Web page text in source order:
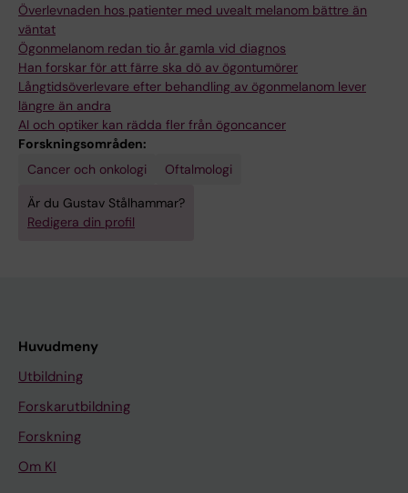
Överlevnaden hos patienter med uvealt melanom bättre än
väntat
Ögonmelanom redan tio år gamla vid diagnos
Han forskar för att färre ska dö av ögontumörer
Långtidsöverlevare efter behandling av ögonmelanom lever
längre än andra
AI och optiker kan rädda fler från ögoncancer
Forskningsområden:
Cancer och onkologi
Oftalmologi
Är du Gustav Stålhammar?
Redigera din profil
Huvudmeny
Utbildning
Forskarutbildning
Forskning
Om KI